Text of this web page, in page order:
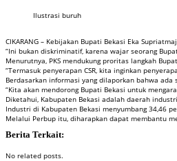
Ilustrasi buruh
CIKARANG – Kebijakan Bupati Bekasi Eka
“Ini bukan diskriminatif, karena wajar seorang
Menurutnya, PKS mendukung proritas langkah
“Termasuk penyerapan CSR, kita inginkan
Berdasarkan informasi yang dilaporkan bahwa
“Kita akan mendorong Bupati Bekasi untuk
Diketahui, Kabupaten Bekasi adalah daerah
Industri di Kabupaten Bekasi menyumbang 34,46
Melalui Perbup itu, diharapkan dapat membantu
Berita Terkait:
No related posts.